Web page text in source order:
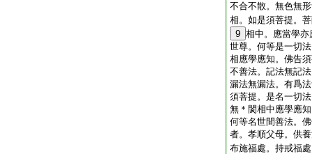
不合不散。無色無
相。如是須菩提。
9 相中。應當學
世尊。何等是一切
相應學應知。佛告
不善法。記法無記
漏法無漏法。有爲
須菩提。是名一切
無＊閡相中應學應
何等名世間善法。
者。孝順父母。供
布施福處。持戒福